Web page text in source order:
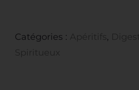
Drink,
Catégories : ,